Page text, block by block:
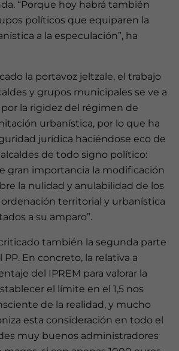
“Porque hoy habrá también
políticos que equiparen la
a la especulación”, ha
la portavoz jeltzale, el trabajo
y grupos municipales se ve a
la rigidez del régimen de
urbanística, por lo que ha
jurídica haciéndose eco de
de todo signo político:
gran importancia la modificación
la nulidad y anulabilidad de los
territorial y urbanística
a su amparo”.
también la segunda parte
En concreto, la relativa a
del IPREM para valorar la
el límite en el 1,5 nos
de la realidad, y mucho
esta consideración en todo el
muy buenos administradores